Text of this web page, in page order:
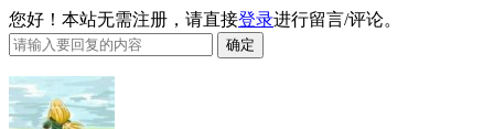
您好！本站无需注册，请直接登录进行留言/评论。